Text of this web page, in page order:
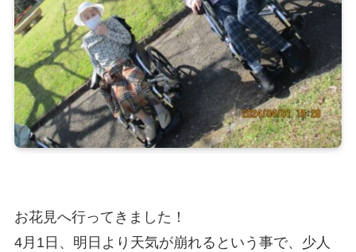
お花見へ行ってきました！
4月1日、明日より天気が崩れるという事で、少人